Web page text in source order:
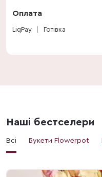
Оплата
LiqPay Готівка
Наші бестселери
Всі Букети Flowerpot